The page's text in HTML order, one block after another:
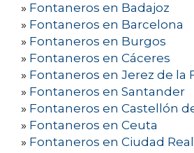
» Fontaneros en Badajoz
» Fontaneros en Barcelona
» Fontaneros en Burgos
» Fontaneros en Cáceres
» Fontaneros en Jerez de la
» Fontaneros en Santander
» Fontaneros en Castellón
» Fontaneros en Ceuta
» Fontaneros en Ciudad Real